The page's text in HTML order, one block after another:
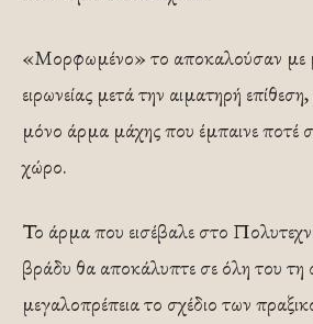
«Μορφωμένο» το αποκαλούσαν με
ειρωνείας μετά την αιματηρή
μόνο άρμα μάχης που έμπαινε ποτέ
χώρο.
Το άρμα που εισέβαλε στο
βράδυ θα αποκάλυπτε σε όλη του τη
μεγαλοπρέπεια το σχέδιο των